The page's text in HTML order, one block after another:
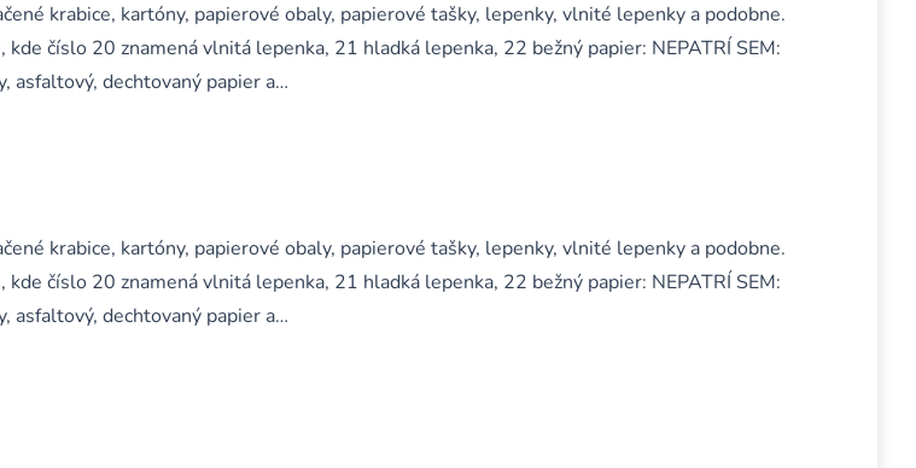
krabice, kartóny, papierové obaly, papierové tašky, lepenky, vlnité lepenky a podobne.
číslo 20 znamená vlnitá lepenka, 21 hladká lepenka, 22 bežný papier: NEPATRÍ SEM:
asfaltový, dechtovaný papier a…
krabice, kartóny, papierové obaly, papierové tašky, lepenky, vlnité lepenky a podobne.
číslo 20 znamená vlnitá lepenka, 21 hladká lepenka, 22 bežný papier: NEPATRÍ SEM:
asfaltový, dechtovaný papier a…